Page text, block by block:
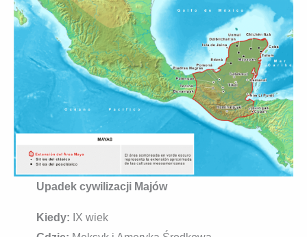
Upadek cywilizacji Majów
Kiedy: IX wiek